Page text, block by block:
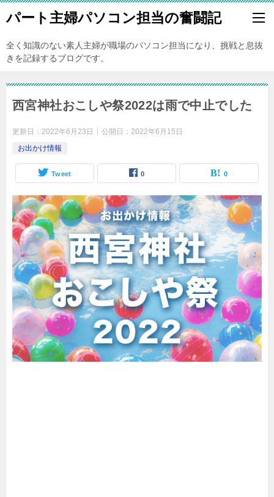
パート主婦パソコン担当の奮闘記
全く知識のない素人主婦が職場のパソコン担当になり、挑戦と息抜
きを記録するブログです。
西宮神社おこしや祭2022は雨で中止でした
更新日： 2022年6月23日 公開日： 2022年6月15日
お出かけ情報
Tweet 0 0